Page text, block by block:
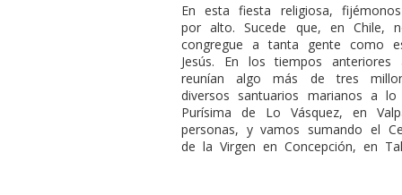
En esta fiesta religiosa,
por alto. Sucede que, en Chile,
congregue a tanta gente como
Jesús. En los tiempos
reunían algo más de tres
diversos santuarios marianos a
Purísima de Lo Vásquez, en
personas, y vamos sumando el
de la Virgen en Concepción, en